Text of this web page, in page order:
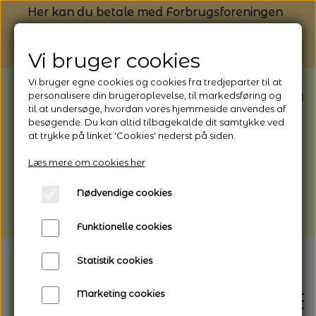
Her kan du betale med Forbrugsforeningen
BEMÆRK: Butikken har ferielukket* fra
1/8 - 9/8 - 2026
*Webshoppen er åben og sender hele
afhentning
Vi gør opmærksom på, at der kan være lidt
længere leveringstid
Vi bruger cookies
Vi bruger egne cookies og cookies fra tredjeparter til at
personalisere din brugeroplevelse, til markedsføring og
til at undersøge, hvordan vores hjemmeside anvendes af
besøgende. Du kan altid tilbagekalde dit samtykke ved
at trykke på linket 'Cookies' nederst på siden.
Læs mere om cookies her
Nødvendige cookies
Funktionelle cookies
Statistik cookies
Marketing cookies